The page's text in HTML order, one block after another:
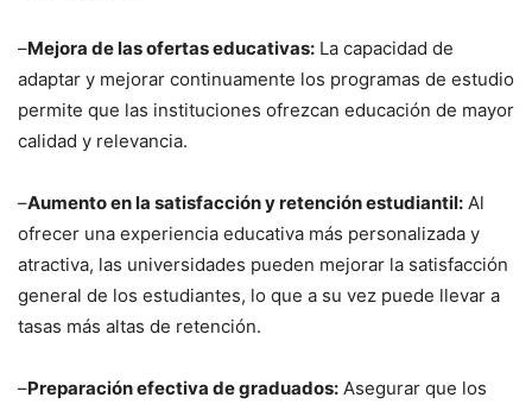
–Mejora de las ofertas educativas: La capacidad de
adaptar y mejorar continuamente los programas de estudio
permite que las instituciones ofrezcan educación de mayor
calidad y relevancia.
–Aumento en la satisfacción y retención estudiantil: Al
ofrecer una experiencia educativa más personalizada y
atractiva, las universidades pueden mejorar la satisfacción
general de los estudiantes, lo que a su vez puede llevar a
tasas más altas de retención.
–Preparación efectiva de graduados: Asegurar que los